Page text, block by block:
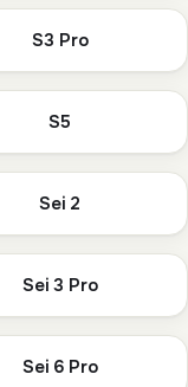
S3 Pro
S5
Sei 2
Sei 3 Pro
Sei 6 Pro